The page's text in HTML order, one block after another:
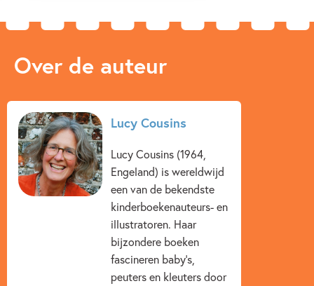
Over de auteur
Lucy Cousins
Lucy Cousins (1964,
Engeland) is wereldwijd
een van de bekendste
kinderboekenauteurs- en
illustratoren. Haar
bijzondere boeken
fascineren baby’s,
peuters en kleuters door